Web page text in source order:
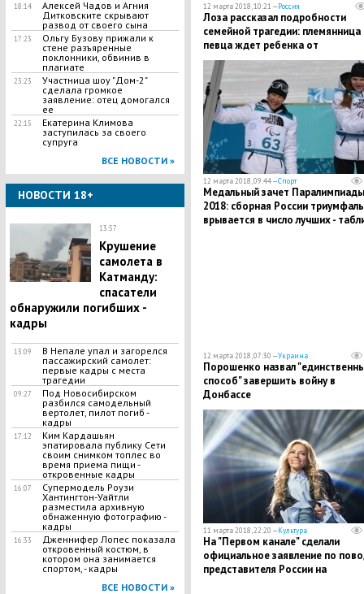
18:14
​Алексей Чадов и Агния
Дитковските скрывают
развод от своего сына
17:23
​Ольгу Бузову прижали к
стене разъяренные
поклонники, обвинив в
плагиате
23:23
​Участница шоу "Дом-2"
сделала громкое
заявление: отец домогался
ее
22:15
Екатерина Климова
заступилась за своего
супруга
ВСЕ НОВОСТИ »
НОВОСТИ 18+
13:57
Крушение
самолета в
Катманду:
спасатели
обнаружили погибших -
кадры
13:09
В Непале упал и загорелся
пассажирский самолет:
первые кадры с места
трагедии
09:27
Под Новосибирском
разбился самодельный
вертолет, пилот погиб -
кадры
17:12
Ким Кардашьян
эпатировала публику Сети
своим снимком топлес во
время приема пищи -
откровенные кадры
16:07
Супермодель Роузи
Хантингтон-Уайтли
разместила архивную
обнаженную фотографию -
кадры
16:33
Дженнифер Лопес показала
откровенный костюм, в
котором она занимается
спортом, - кадры
ВСЕ НОВОСТИ »
12 марта 2018, 10:21 —Россия
Лоза рассказал подробности
семейной трагедии: племянница
певца ждет ребенка от
растерзанного собаками в
Подмосковье парня
12 марта 2018, 09:44 —Спорт
Медальный зачет
2018: сборная России
врывается в число лучших -
12 марта 2018, 07:30 —Украина
Порошенко назвал
способ" завершить войну в
Донбассе
11 марта 2018, 22:20 —Культура
На "Первом канале" сделали
официальное заявление по
представителя России на